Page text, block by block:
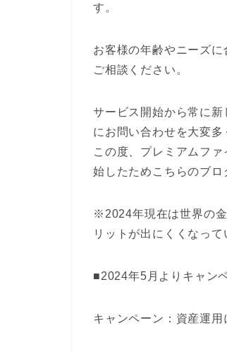
す。
お客様の年齢やニーズ
ご相談ください。
サービス開始から常に
にお問い合わせを大変多
この度、プレミアムフ
始したためこちらのブロ
※2024年現在は世界の
リットが出にくくなって
■2024年5月よりキャン
キャンペーン：資産運